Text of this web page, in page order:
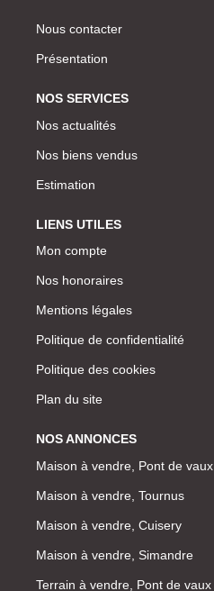
Nous contacter
Présentation
NOS SERVICES
Nos actualités
Nos biens vendus
Estimation
LIENS UTILES
Mon compte
Nos honoraires
Mentions légales
Politique de confidentialité
Politique des cookies
Plan du site
NOS ANNONCES
Maison à vendre, Pont de vaux
Maison à vendre, Tournus
Maison à vendre, Cuisery
Maison à vendre, Simandre
Terrain à vendre, Pont de vaux